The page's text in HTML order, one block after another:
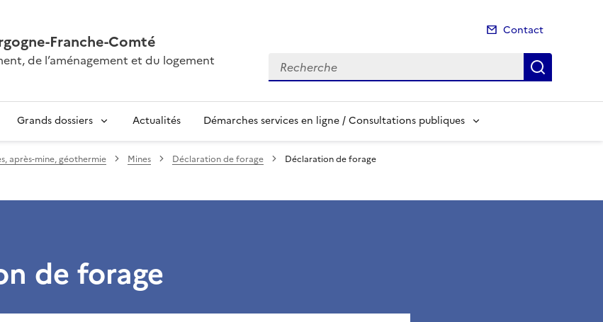
Franche-Comté
de l’aménagement et du logement
Contact
Recherche
Grands dossiers Actualités Démarches services en ligne / Consultations publiques
après-mine, géothermie Mines Déclaration de forage Déclaration de forage
de forage